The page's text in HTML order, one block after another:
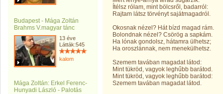
Budapest - Mága Zoltán
Brahms V.magyar tánc
13 éve
Látták:545
kalom
Mága Zoltán: Erkel Ferenc-
Hunyadi László - Palotás
Ítélsz rólam, mint bölcsről, badarról:
Rajtam látsz törvényt sajátmagadról.
Okosnak nézel? Hát bízd magad rám.
Bolondnak nézel? Csörög a sapkám.
Ha lónak gondolsz, hátamra ülhetsz;
Ha oroszlánnak, nem menekülhetsz.
Szemem tavában magadat látod:
Mint tükröd, vagyok leghűbb barátod.
Mint tükröd, vagyok leghűbb barátod:
Szemem tavában magadat látod.